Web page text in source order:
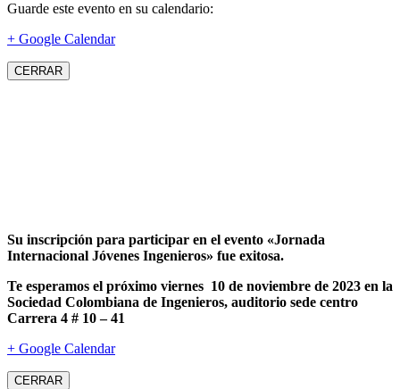
Guarde este evento en su calendario:
+ Google Calendar
CERRAR
Su inscripción para participar en el evento «Jornada
Internacional Jóvenes Ingenieros» fue exitosa.
Te esperamos el próximo viernes 10 de noviembre de 2023 en la
Sociedad Colombiana de Ingenieros, auditorio sede centro
Carrera 4 # 10 – 41
+ Google Calendar
CERRAR